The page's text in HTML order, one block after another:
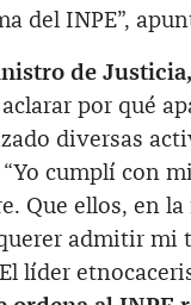
del INPE”,
de
por qué
diversas
cumplí con
Que ellos, en
admitir mi
líder